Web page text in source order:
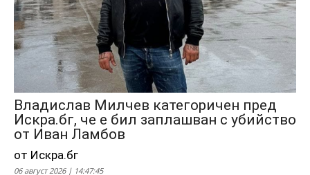
Владислав Милчев категоричен пред
Искра.бг, че е бил заплашван с убийство
от Иван Ламбов
от Искра.бг
06 август 2026 | 14:47:45